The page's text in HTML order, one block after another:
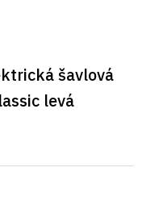
šavlová
levá